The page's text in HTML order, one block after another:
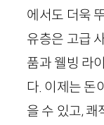
에서도 더욱
유층은 고급
품과 웰빙 라
다. 이제는 돈
을 수 있고,